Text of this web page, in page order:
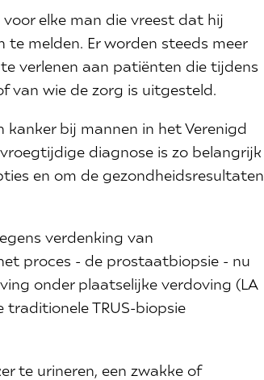
elke man die vreest dat hij
melden. Er worden steeds meer
verlenen aan patiënten die tijdens
van wie de zorg is uitgesteld.
bij mannen in het Verenigd
diagnose is zo belangrijk
en om de gezondheidsresultaten
verdenking van
proces - de prostaatbiopsie - nu
onder plaatselijke verdoving (LA
traditionele TRUS-biopsie
te urineren, een zwakke of